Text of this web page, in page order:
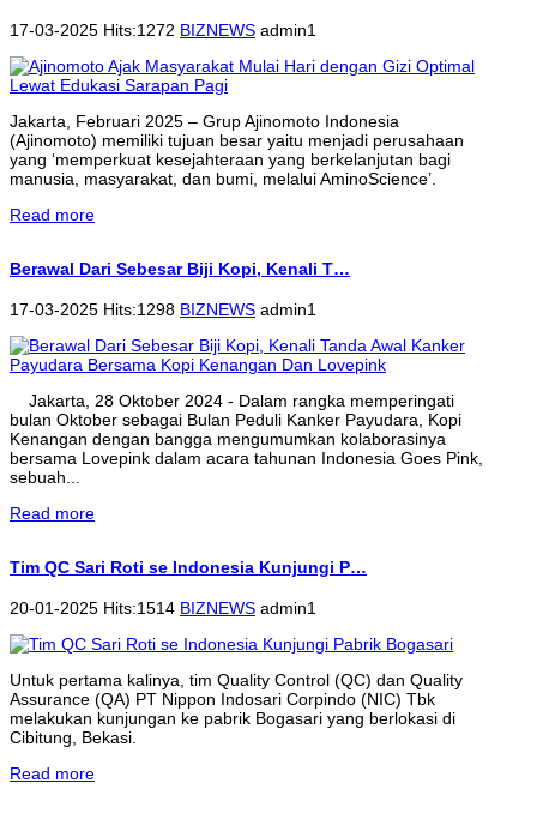
17-03-2025 Hits:1272 BIZNEWS admin1
Jakarta, Februari 2025 – Grup Ajinomoto Indonesia
(Ajinomoto) memiliki tujuan besar yaitu menjadi perusahaan
yang ‘memperkuat kesejahteraan yang berkelanjutan bagi
manusia, masyarakat, dan bumi, melalui AminoScience’.
Read more
Berawal Dari Sebesar Biji Kopi, Kenali T…
17-03-2025 Hits:1298 BIZNEWS admin1
Jakarta, 28 Oktober 2024 - Dalam rangka memperingati
bulan Oktober sebagai Bulan Peduli Kanker Payudara, Kopi
Kenangan dengan bangga mengumumkan kolaborasinya
bersama Lovepink dalam acara tahunan Indonesia Goes Pink,
sebuah...
Read more
Tim QC Sari Roti se Indonesia Kunjungi P…
20-01-2025 Hits:1514 BIZNEWS admin1
Untuk pertama kalinya, tim Quality Control (QC) dan Quality
Assurance (QA) PT Nippon Indosari Corpindo (NIC) Tbk
melakukan kunjungan ke pabrik Bogasari yang berlokasi di
Cibitung, Bekasi.
Read more